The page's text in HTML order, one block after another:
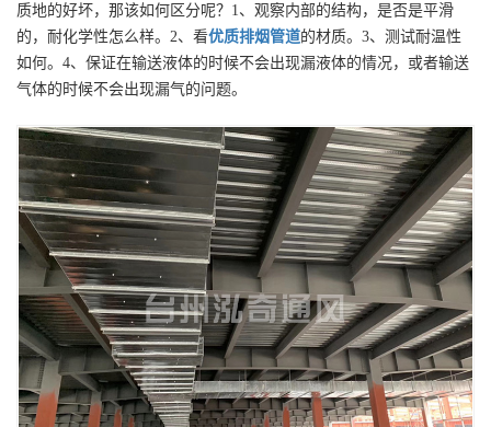
质地的好坏，那该如何区分呢？1、观察内部的结构，是否是平滑
的，耐化学性怎么样。2、看优质排烟管道的材质。3、测试耐温性
如何。4、保证在输送液体的时候不会出现漏液体的情况，或者输送
气体的时候不会出现漏气的问题。